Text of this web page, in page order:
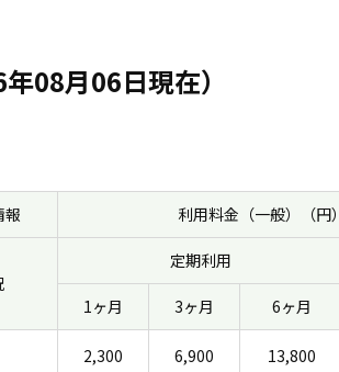
08月06日現在）
報 利用料金（一般）（円）
定期利用
1ヶ月
3ヶ月 6ヶ月
2,300 6,900 13,800